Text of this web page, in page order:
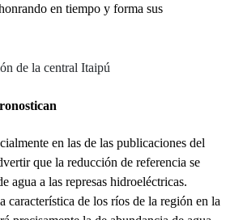
en tiempo y forma sus
de la central Itaipú
en las de las publicaciones del
que la reducción de referencia se
agua a las represas hidroeléctricas.
característica de los ríos de la región en la